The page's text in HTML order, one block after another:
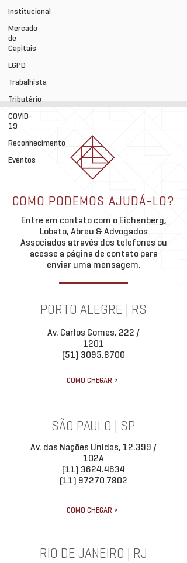
Institucional
Mercado
de
Capitais
LGPD
Trabalhista
Tributário
COVID-
19
Reconhecimento
Eventos
PORTO ALEGRE | RS
Av. Carlos Gomes, 222 /
1201
(51) 3095.8700
COMO CHEGAR >
SÃO PAULO | SP
Av. das Nações Unidas, 12.399 /
102A
(11) 3624.4634
(11) 97270 7802
COMO CHEGAR >
RIO DE JANEIRO | RJ
COMO PODEMOS AJUDÁ-LO?
Entre em contato com o Eichenberg,
Lobato, Abreu & Advogados
Associados através dos telefones ou
acesse a página de contato para
enviar uma mensagem.